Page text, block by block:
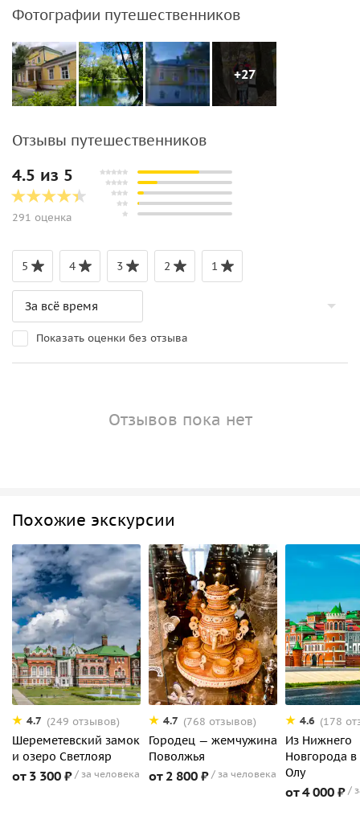
Фотографии путешественников
+27
Отзывы путешественников
4.5 из 5
291 оценка
5 4 3 2 1
Показать оценки без отзыва
Отзывов пока нет
Похожие экскурсии
4.7 (249 отзывов)
Шереметевский замок
и озеро Светлояр
от 3 300 ₽ за человека
4.7 (768 отзывов)
Городец — жемчужина
Поволжья
от 2 800 ₽ за человека
4.6 (178
Из Нижнего
Новгорода
Олу
от 4 000 ₽